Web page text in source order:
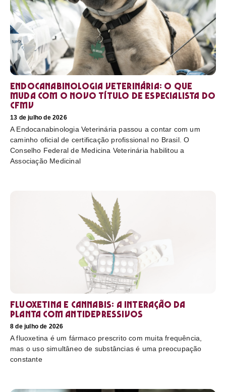
Endocanabinologia Veterinária: o que
muda com o novo título de especialista do
CFMV
13 de julho de 2026
A Endocanabinologia Veterinária passou a contar com um
caminho oficial de certificação profissional no Brasil. O
Conselho Federal de Medicina Veterinária habilitou a
Associação Medicinal
Fluoxetina e Cannabis: a interação da
planta com antidepressivos
8 de julho de 2026
A fluoxetina é um fármaco prescrito com muita frequência,
mas o uso simultâneo de substâncias é uma preocupação
constante